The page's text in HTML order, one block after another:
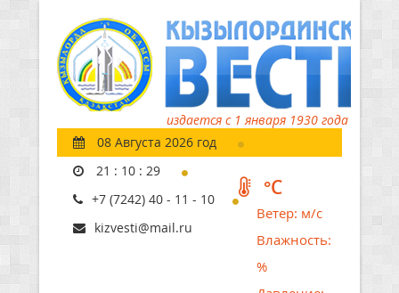
издается с 1 января 1930 года
08 Августа 2026 год
21 : 10 : 30
+7 (7242) 40 - 11 - 10
kizvesti@mail.ru
°C
Ветер: м/с
Влажность:
%